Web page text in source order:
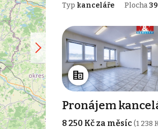
Typ kanceláře Plocha
Pronájem
8 250 Kč za měsíc(1 238